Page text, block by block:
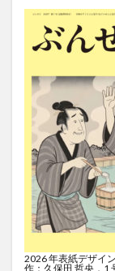
2026 年表紙デザイ